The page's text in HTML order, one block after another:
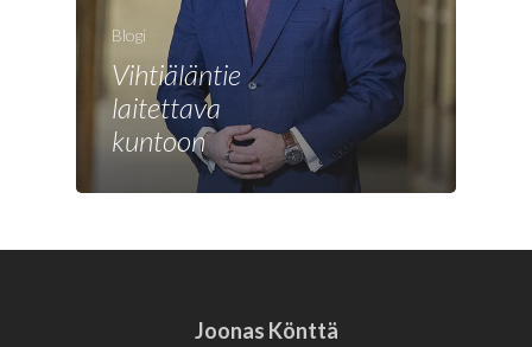
Blogi
Vihtiäläntie
laitettava
kuntoon
Joonas Könttä
Vaalit
Blogi
Osallistu
EN
RU